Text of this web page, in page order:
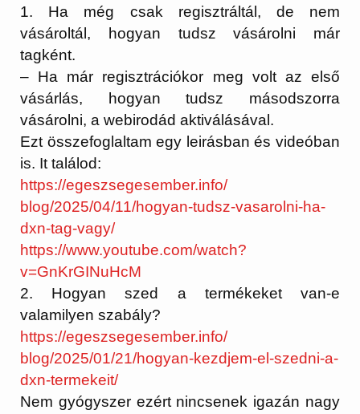
1. Ha még csak regisztráltál, de nem
vásároltál, hogyan tudsz vásárolni már
tagként.
– Ha már regisztrációkor meg volt az első
vásárlás, hogyan tudsz másodszorra
vásárolni, a webirodád aktiválásával.
Ezt összefoglaltam egy leirásban és videóban
is. It találod:
https://egeszsegesember.info/
blog/2025/04/11/hogyan-tudsz-vasarolni-ha-
dxn-tag-vagy/
https://www.youtube.com/watch?
v=GnKrGINuHcM
2. Hogyan szed a termékeket van-e
valamilyen szabály?
https://egeszsegesember.info/
blog/2025/01/21/hogyan-kezdjem-el-szedni-a-
dxn-termekeit/
Nem gyógyszer ezért nincsenek igazán nagy